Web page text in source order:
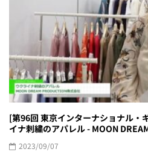
[第96回 東京インターナショナル・
イナ刺繍のアパレル - MOON
2023/09/07